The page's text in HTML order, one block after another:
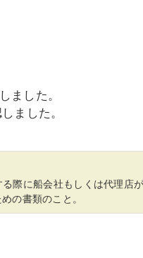
ました。
ました。
際に船会社もしくは代理店
の書類のこと。